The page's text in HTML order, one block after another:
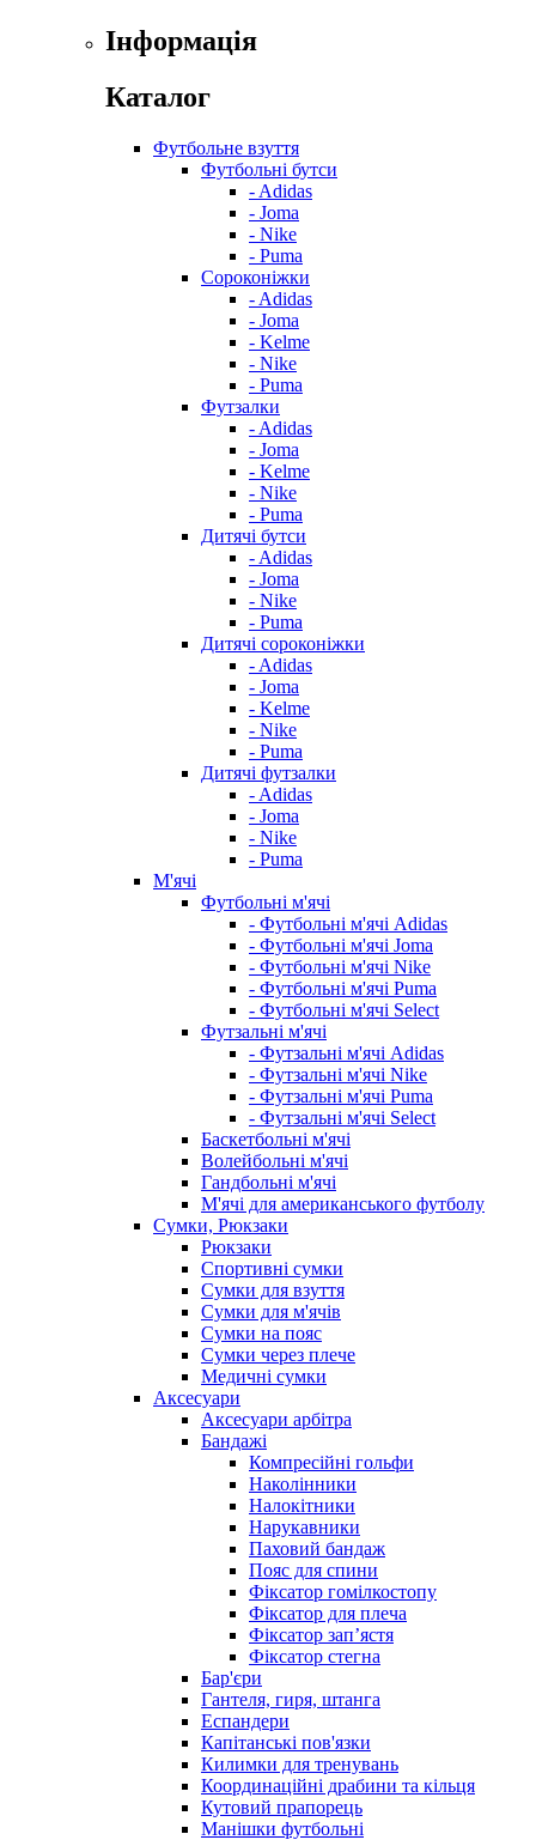
Інформація
Каталог
Футбольне взуття
Футбольні бутси
- Adidas
- Joma
- Nike
- Puma
Сороконіжки
- Adidas
- Joma
- Kelme
- Nike
- Puma
Футзалки
- Adidas
- Joma
- Kelme
- Nike
- Puma
Дитячі бутси
- Adidas
- Joma
- Nike
- Puma
Дитячі сороконіжки
- Adidas
- Joma
- Kelme
- Nike
- Puma
Дитячі футзалки
- Adidas
- Joma
- Nike
- Puma
М'ячі
Футбольні м'ячі
- Футбольні м'ячі Adidas
- Футбольні м'ячі Joma
- Футбольні м'ячі Nike
- Футбольні м'ячі Puma
- Футбольні м'ячі Select
Футзальні м'ячі
- Футзальні м'ячі Adidas
- Футзальні м'ячі Nike
- Футзальні м'ячі Puma
- Футзальні м'ячі Select
Баскетбольні м'ячі
Волейбольні м'ячі
Гандбольні м'ячі
М'ячі для американського футболу
Сумки, Рюкзаки
Рюкзаки
Спортивні сумки
Сумки для взуття
Сумки для м'ячів
Сумки на пояс
Сумки через плече
Медичні сумки
Аксесуари
Аксесуари арбітра
Бандажі
Компресійні гольфи
Наколінники
Налокітники
Нарукавники
Паховий бандаж
Пояс для спини
Фіксатор гомілкостопу
Фіксатор для плеча
Фіксатор запʼястя
Фіксатор стегна
Бар'єри
Гантеля, гиря, штанга
Еспандери
Капітанські пов'язки
Килимки для тренувань
Координаційні драбини та кільця
Кутовий прапорець
Манішки футбольні